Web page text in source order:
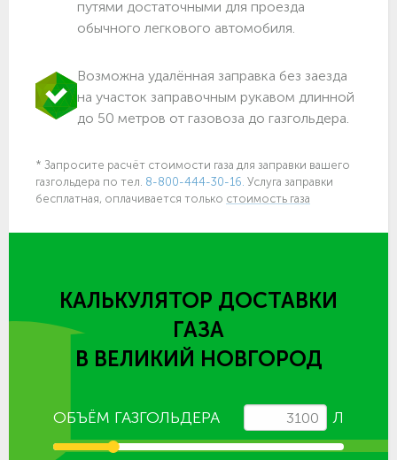
путями достаточными для проезда
обычного легкового автомобиля.
Возможна удалённая заправка без заезда
на участок заправочным рукавом длинной
до 50 метров от газовоза до газгольдера.
* Запросите расчёт стоимости газа для заправки вашего
газгольдера по тел. 8-800-444-30-16. Услуга заправки
бесплатная, оплачивается только стоимость газа
КАЛЬКУЛЯТОР ДОСТАВКИ
ГАЗА
В ВЕЛИКИЙ НОВГОРОД
ОБЪЁМ ГАЗГОЛЬДЕРА Л